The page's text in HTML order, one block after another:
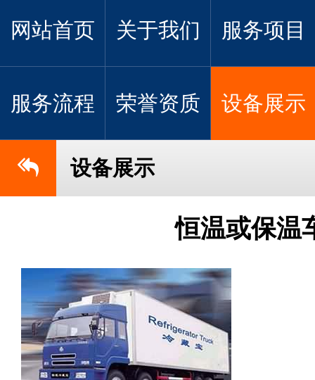
网站首页 关于我们 服务项目
服务流程 荣誉资质 设备展示
设备展示
恒温或保温